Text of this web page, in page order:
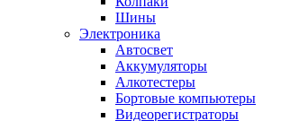
Шины
Электроника
Автосвет
Аккумуляторы
Алкотестеры
Бортовые компьютеры
Видеорегистраторы